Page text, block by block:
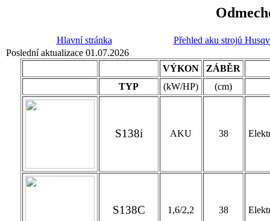
Hlavní stránka
Přehled aku strojů
Poslední aktualizace 01.07.2026
VÝKON
ZÁBĚR
TYP
(kW/HP) (cm)
S138i AKU 38
S138C 1,6/2,2 38